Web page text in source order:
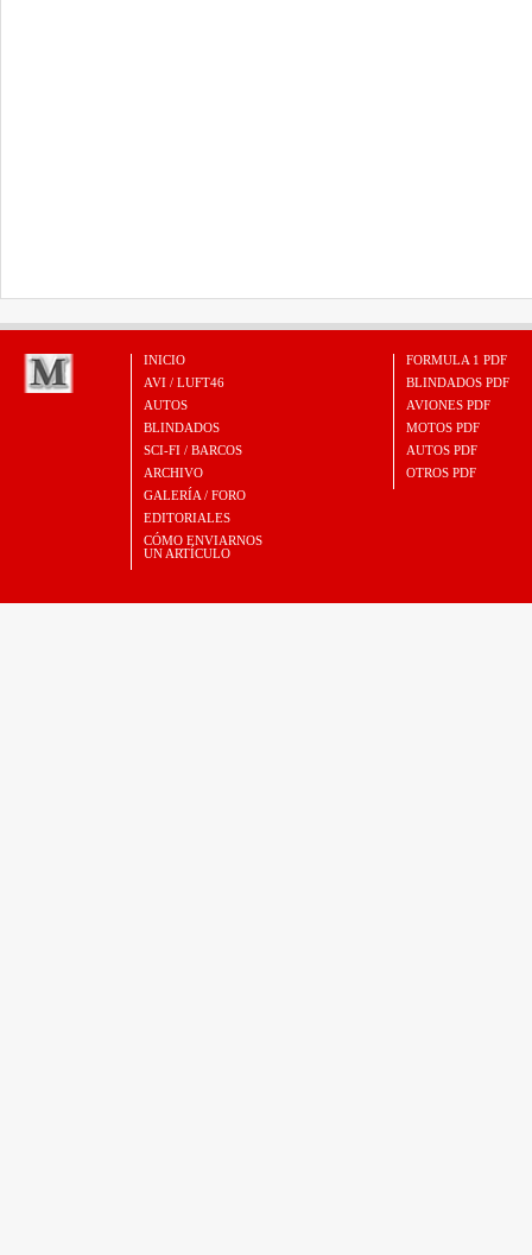
INICIO
AVI / LUFT46
AUTOS
BLINDADOS
SCI-FI / BARCOS
ARCHIVO
GALERÍA / FORO
EDITORIALES
CÓMO ENVIARNOS
UN ARTÍCULO
FORMULA 1 PDF
BLINDADOS PDF
AVIONES PDF
MOTOS PDF
AUTOS PDF
OTROS PDF